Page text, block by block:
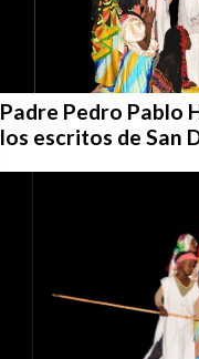
Padre Pedro Pablo
los escritos de San